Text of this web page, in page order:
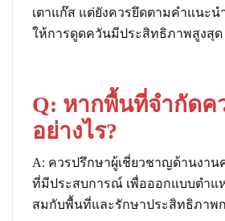
เตาแก๊ส แต่ยังควรยึดตามคำแนะน
ให้การดูดควันมีประสิทธิภาพสูงสุด
Q: หากพื้นที่จำกัดค
อย่างไร?
A: ควรปรึกษาผู้เชี่ยวชาญด้านงาน
ที่มีประสบการณ์ เพื่อออกแบบตำแ
สมกับพื้นที่และรักษาประสิทธิภาพ